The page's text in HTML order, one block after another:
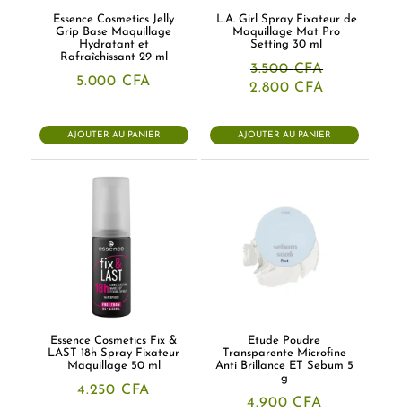
Essence Cosmetics Jelly
Grip Base Maquillage
Hydratant et
Rafraîchissant 29 ml
5.000 CFA
AJOUTER AU PANIER
L.A. Girl Spray Fixateur de
Maquillage Mat Pro
Setting 30 ml
3.500CFA
Le
était :
3.500 CFA.
2.800 CFA
est :
2.800 CFA.
AJOUTER AU PANIER
Essence Cosmetics Fix &
LAST 18h Spray Fixateur
Maquillage 50 ml
4.250 CFA
Etude Poudre
Transparente Microfine
Anti Brillance ET Sebum 5
g
4.900 CFA